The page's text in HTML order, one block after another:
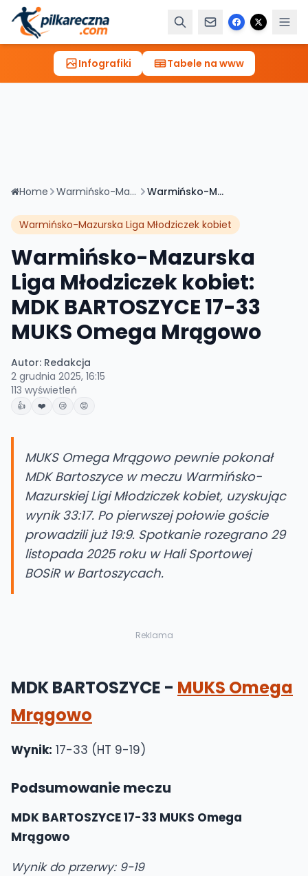
Infografiki Tabele na www
Home Warmińsko-Mazurska Liga Młodziczek kobiet Warmińsko-Mazurska Liga Młodziczek kobiet: MDK BARTOSZYCE 17-33 MUKS Omega Mrągowo
Warmińsko-Mazurska Liga Młodziczek kobiet
Warmińsko-Mazurska
Liga Młodziczek kobiet:
MDK BARTOSZYCE 17-33
MUKS Omega Mrągowo
Autor: Redakcja
2 grudnia 2025, 16:15
113 wyświetleń
👍 ❤️ 😢 😡
MUKS Omega Mrągowo pewnie pokonał
MDK Bartoszyce w meczu Warmińsko-
Mazurskiej Ligi Młodziczek kobiet, uzyskując
wynik 33:17. Po pierwszej połowie goście
prowadzili już 19:9. Spotkanie rozegrano 29
listopada 2025 roku w Hali Sportowej
BOSiR w Bartoszycach.
Reklama
MDK BARTOSZYCE - MUKS Omega
Mrągowo
Wynik: 17-33 (HT 9-19)
Podsumowanie meczu
MDK BARTOSZYCE 17-33 MUKS Omega
Mrągowo
Wynik do przerwy: 9-19